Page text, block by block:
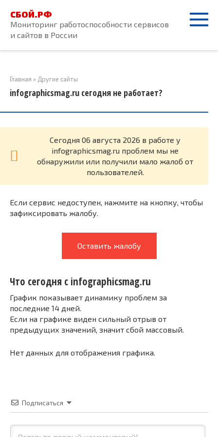
контенту
СБОЙ.РФ
Мониторинг работоспособности сервисов
и сайтов в России
Главная » Другие сайты
infographicsmag.ru сегодня не работает?
Cегодня 06 августа 2026 в работе у
infographicsmag.ru проблем мы не
обнаружили или получили мало жалоб от
пользователей.
Если сервис недоступен, нажмите на кнопку, чтобы
зафиксировать жалобу.
Оставить жалобу
Что сегодня с infographicsmag.ru
График показывает динамику проблем за
последние 14 дней.
Если на графике виден сильный отрыв от
предыдущих значений, значит сбой массовый.
Нет данных для отображения графика.
Подписаться